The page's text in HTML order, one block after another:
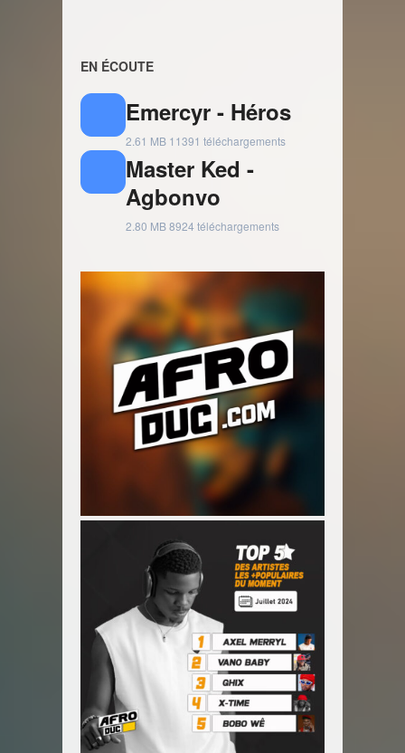
EN ÉCOUTE
Emercyr - Héros
2.61 MB 11391 téléchargements
Master Ked -
Agbonvo
2.80 MB8924 téléchargements